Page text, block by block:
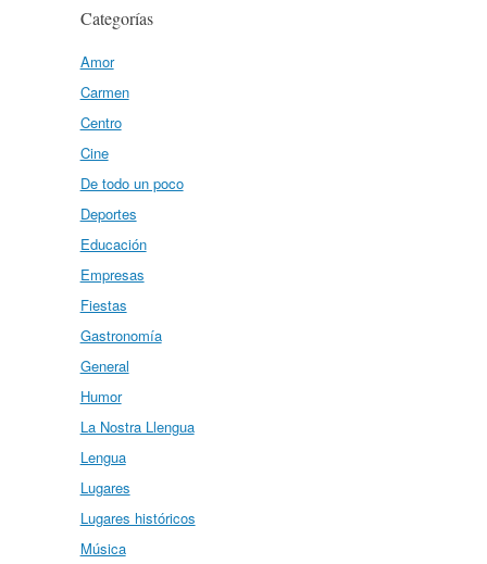
Categorías
Amor
Carmen
Centro
Cine
De todo un poco
Deportes
Educación
Empresas
Fiestas
Gastronomía
General
Humor
La Nostra Llengua
Lengua
Lugares
Lugares históricos
Música